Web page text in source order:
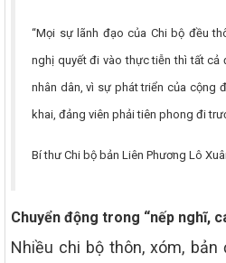
“Mọi sự lãnh đạo của Chi bộ đều
nghị quyết đi vào thực tiễn thì tất cả
nhân dân, vì sự phát triển của cộng
khai, đảng viên phải tiên phong đi
Bí thư Chi bộ bản Liên Phương Lô
Chuyển động trong “nếp nghĩ,
Nhiều chi bộ thôn, xóm,